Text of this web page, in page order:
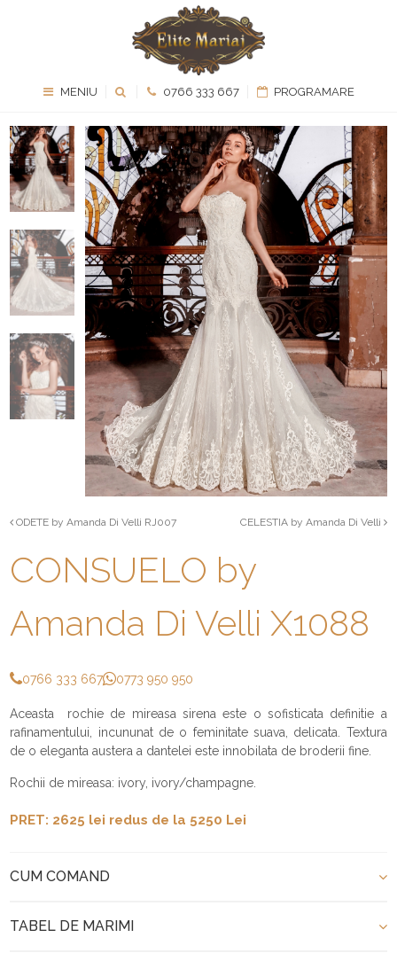
MENIU 0766 333 667 PROGRAMARE
ODETE by Amanda Di Velli RJ007 CELESTIA by Amanda Di Velli
CONSUELO by
Amanda Di Velli X1088
0766 333 667 0773 950 950
Aceasta rochie de mireasa sirena este o sofisticata definitie a
rafinamentului, incununat de o feminitate suava, delicata. Textura
de o eleganta austera a dantelei este innobilata de broderii fine.
Rochii de mireasa: ivory, ivory/champagne.
PRET: 2625 lei redus de la 5250 Lei
CUM COMAND
TABEL DE MARIMI